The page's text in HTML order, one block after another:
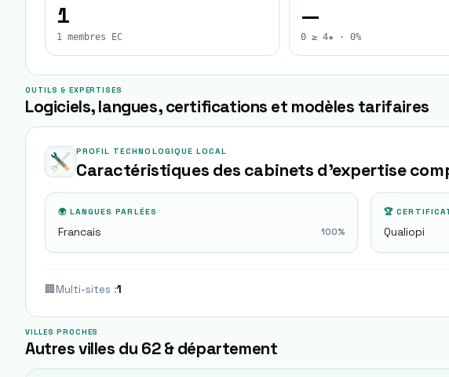
1
1 membres EC
—
0 ≥ 4★ · 0%
OUTILS & EXPERTISES
Logiciels, langues, certifications et modèles tarifaires
PROFIL TECHNOLOGIQUE LOCAL
Caractéristiques des cabinets d'expertise
🌍 LANGUES PARLÉES
Francais 100%
🏆
Qualiopi
🏢 Multi-sites :1
VILLES PROCHES
Autres villes du 62 & département